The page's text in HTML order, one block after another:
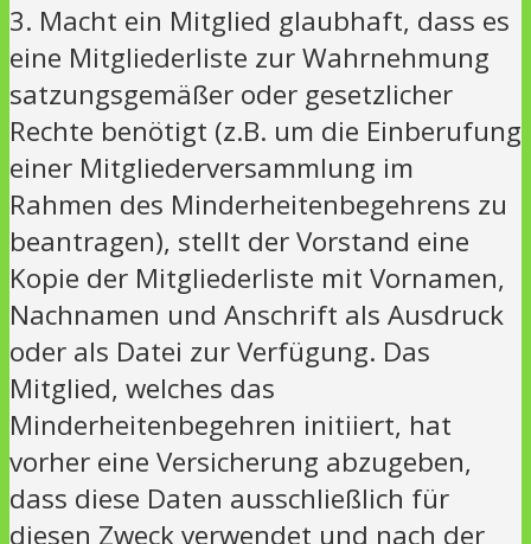
3. Macht ein Mitglied glaubhaft, dass es
eine Mitgliederliste zur Wahrnehmung
satzungsgemäßer oder gesetzlicher
Rechte benötigt (z.B. um die Einberufung
einer Mitgliederversammlung im
Rahmen des Minderheitenbegehrens zu
beantragen), stellt der Vorstand eine
Kopie der Mitgliederliste mit Vornamen,
Nachnamen und Anschrift als Ausdruck
oder als Datei zur Verfügung. Das
Mitglied, welches das
Minderheitenbegehren initiiert, hat
vorher eine Versicherung abzugeben,
dass diese Daten ausschließlich für
diesen Zweck verwendet und nach der